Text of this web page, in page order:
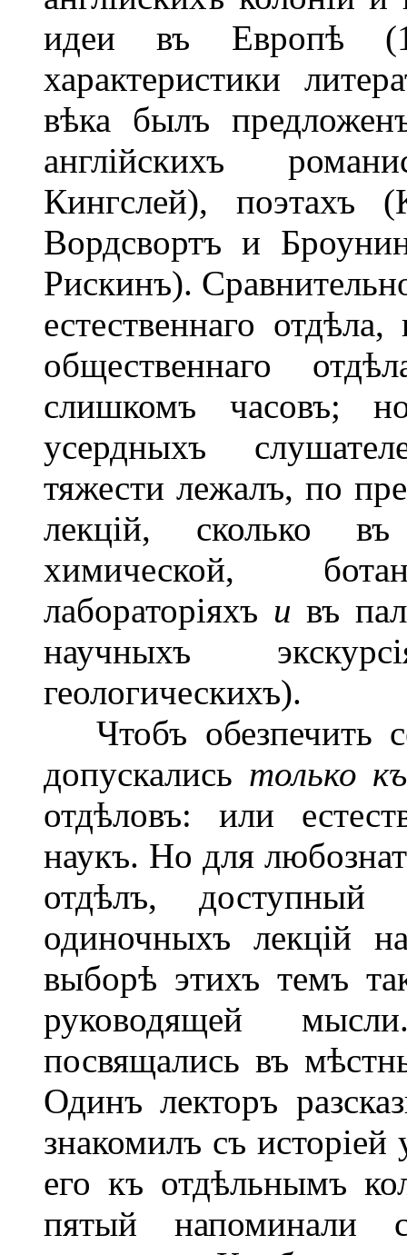
идеи въ Европѣ
характеристики
вѣка былъ
англійскихъ
Кингслей), поэтахъ
Вордсвортъ и
Рискинъ).
естественнаго
общественнаго
слишкомъ часовъ;
усердныхъ
тяжести лежалъ, по
лекцій, сколько
химической,
лабораторіяхъ и въ
научныхъ
геологическихъ).
Чтобъ обезпечить
допускались только
отдѣловъ: или
наукъ. Но для
отдѣлъ,
одиночныхъ лекцій
выборѣ этихъ темъ
руководящей
посвящались въ
Одинъ лекторъ
знакомилъ съ
его къ отдѣльнымъ
пятый напоминали